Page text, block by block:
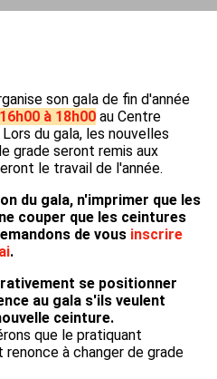
son gala de fin d'année
à 18h00 au Centre
du gala, les nouvelles
grade seront remis aux
le travail de l'année.
du gala, n'imprimer que les
couper que les ceintures
de vous inscrire
.
se positionner
au gala s'ils veulent
ceinture.
que le pratiquant
à changer de grade